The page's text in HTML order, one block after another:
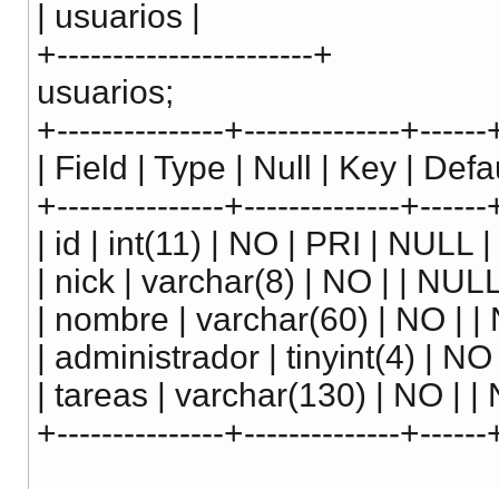
| usuarios |
+-----------------------+
usuarios;
+---------------+--------------
| Field | Type | Null | Key |
+---------------+--------------
| id | int(11) | NO | PRI | NULL
| nick | varchar(8) | NO | |
| nombre | varchar(60) | NO | |
| administrador | tinyint(4) |
| tareas | varchar(130) | NO | |
+---------------+--------------